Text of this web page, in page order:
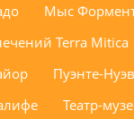
Мыс
Terra Mitica
Пуэнте-
Театр-